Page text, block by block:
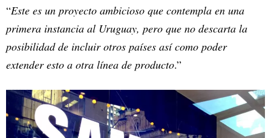
“Este es un proyecto ambicioso que contempla en una
primera instancia al Uruguay, pero que no descarta la
posibilidad de incluir otros países así como poder
extender esto a otra línea de producto.”